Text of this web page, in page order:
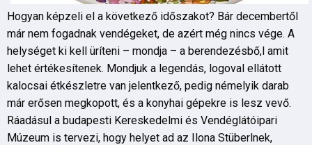
Hogyan képzeli el a következő időszakot? Bár decembertől
már nem fogadnak vendégeket, de azért még nincs vége. A
helységet ki kell üríteni – mondja – a berendezésbő,l amit
lehet értékesítenek. Mondjuk a legendás, logoval ellátott
kalocsai étkészletre van jelentkező, pedig némelyik darab
már erősen megkopott, és a konyhai gépekre is lesz vevő.
Ráadásul a budapesti Kereskedelmi és Vendéglátóipari
Múzeum is tervezi, hogy helyet ad az Ilona Stüberlnek,